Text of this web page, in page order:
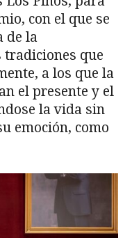
con el que se
de la
que
a los que la
el presente y el
la vida sin
emoción, como